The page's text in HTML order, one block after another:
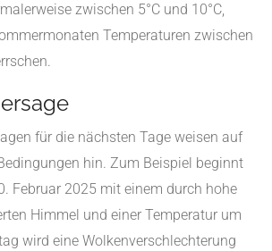
zwischen 5°C und 10°C,
Temperaturen zwischen
für die nächsten Tage weisen auf
hin. Zum Beispiel beginnt
Februar 2025 mit einem durch hohe
Himmel und einer Temperatur um
wird eine Wolkenverschlechterung